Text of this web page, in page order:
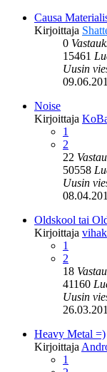
Causa
Kirjoittaja
0
15461
Uusin
Noise
Kirjoittaja
1
2
22
50558
Uusin
Oldskool tai
Kirjoittaja
1
2
18
41160
Uusin
Heavy Metal =)
Kirjoittaja
1